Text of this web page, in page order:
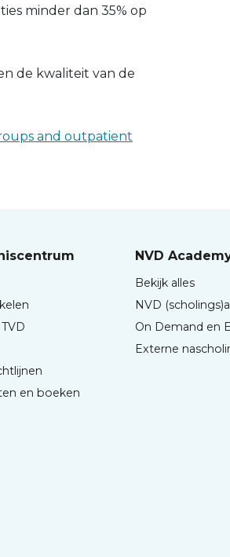
minder dan 35% op
de kwaliteit van de
and outpatient
en boeken
NVD
Bekijk alles
NVD
On Demand en
Externe